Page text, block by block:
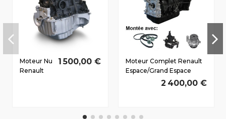
Moteur Nu
Renault
1 500,00 €
Moteur Complet Renault
Espace/Grand Espace
(JEO) 1996-2002 2.2 D dCi
2 400,00 €